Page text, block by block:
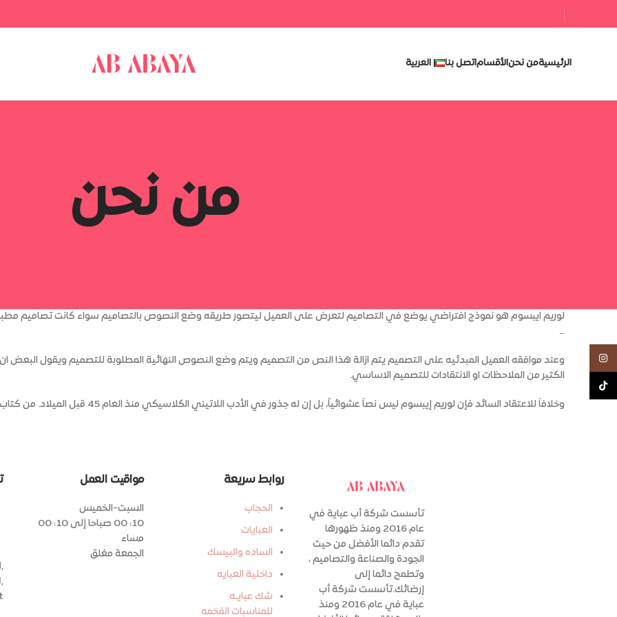
الرئيسيةمن نحنالأقساماتصل بنا العربية
من نحن
لوريم ايبسوم هو نموذج افتراضي يوضع في التصاميم لتعرض على العميل ليتصور طريقه وضع النصوص بالتصاميم سواء كانت تصاميم
…
وعند موافقه العميل المبدئيه على التصميم يتم ازالة هذا النص من التصميم ويتم وضع النصوص النهائية المطلوبة للتصميم ويقول
الكثير من الملاحظات او الانتقادات للتصميم الاساسي.
وخلافاَ للاعتقاد السائد فإن لوريم إيبسوم ليس نصاَ عشوائياً، بل إن له جذور في الأدب اللاتيني الكلاسيكي منذ العام 45 قبل الميلاد. من كتاب “حول أقاصي الخير والشر”
تأسست شركة أب عباية في
عام 2016 ومنذ ظهورها
تقدم دائما الأفضل من حيث
الجودة والصناعة والتصاميم ،
وتطمح دائما إلى
إرضائك.تأسست شركة أب
عباية في عام 2016 ومنذ
روابط سريعة
الحجاب
العبايات
الساده والبيسك
داخلية العبايه
شك عبايـه
للمناسبات الفخمه
مواقيت العمل
السبت-الخميس
10: 00 صباحا إلى 10: 00
مساء
الجمعة مغلق
Instagram